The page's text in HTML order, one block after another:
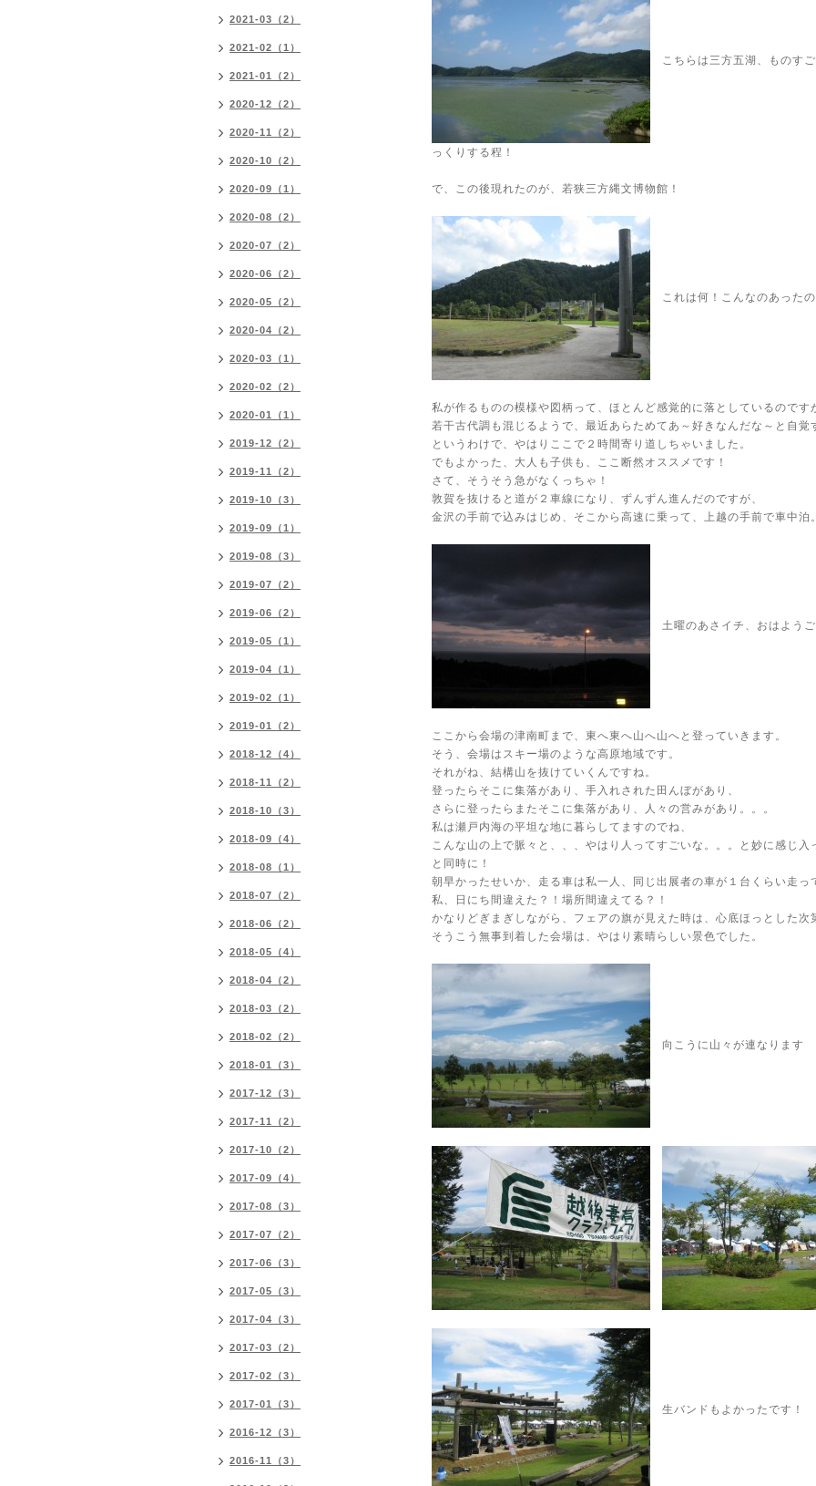
こちらは三方五湖、ものす
っくりする程！
で、この後現れたのが、若狭三方縄文博物館！
これは何！こんなのあったの
私が作るものの模様や図柄って、ほとんど感覚的に落としているのです
若干古代調も混じるようで、最近あらためてあ～好きなんだな～と自覚
というわけで、やはりここで２時間寄り道しちゃいました。
でもよかった、大人も子供も、ここ断然オススメです！
さて、そうそう急がなくっちゃ！
敦賀を抜けると道が２車線になり、ずんずん進んだのですが、
金沢の手前で込みはじめ、そこから高速に乗って、上越の手前で車中泊。
土曜のあさイチ、おはようご
ここから会場の津南町まで、東へ東へ山へ山へと登っていきます。
そう、会場はスキー場のような高原地域です。
それがね、結構山を抜けていくんですね。
登ったらそこに集落があり、手入れされた田んぼがあり、
さらに登ったらまたそこに集落があり、人々の営みがあり。。。
私は瀬戸内海の平坦な地に暮らしてますのでね、
こんな山の上で脈々と、、、やはり人ってすごいな。。。と妙に感じ入
と同時に！
朝早かったせいか、走る車は私一人、同じ出展者の車が１台くらい走っ
私、日にち間違えた？！場所間違えてる？！
かなりどぎまぎしながら、フェアの旗が見えた時は、心底ほっとした次
そうこう無事到着した会場は、やはり素晴らしい景色でした。
向こうに山々が連なります
生バンドもよかったです！
2021-03（2）
2021-02（1）
2021-01（2）
2020-12（2）
2020-11（2）
2020-10（2）
2020-09（1）
2020-08（2）
2020-07（2）
2020-06（2）
2020-05（2）
2020-04（2）
2020-03（1）
2020-02（2）
2020-01（1）
2019-12（2）
2019-11（2）
2019-10（3）
2019-09（1）
2019-08（3）
2019-07（2）
2019-06（2）
2019-05（1）
2019-04（1）
2019-02（1）
2019-01（2）
2018-12（4）
2018-11（2）
2018-10（3）
2018-09（4）
2018-08（1）
2018-07（2）
2018-06（2）
2018-05（4）
2018-04（2）
2018-03（2）
2018-02（2）
2018-01（3）
2017-12（3）
2017-11（2）
2017-10（2）
2017-09（4）
2017-08（3）
2017-07（2）
2017-06（3）
2017-05（3）
2017-04（3）
2017-03（2）
2017-02（3）
2017-01（3）
2016-12（3）
2016-11（3）